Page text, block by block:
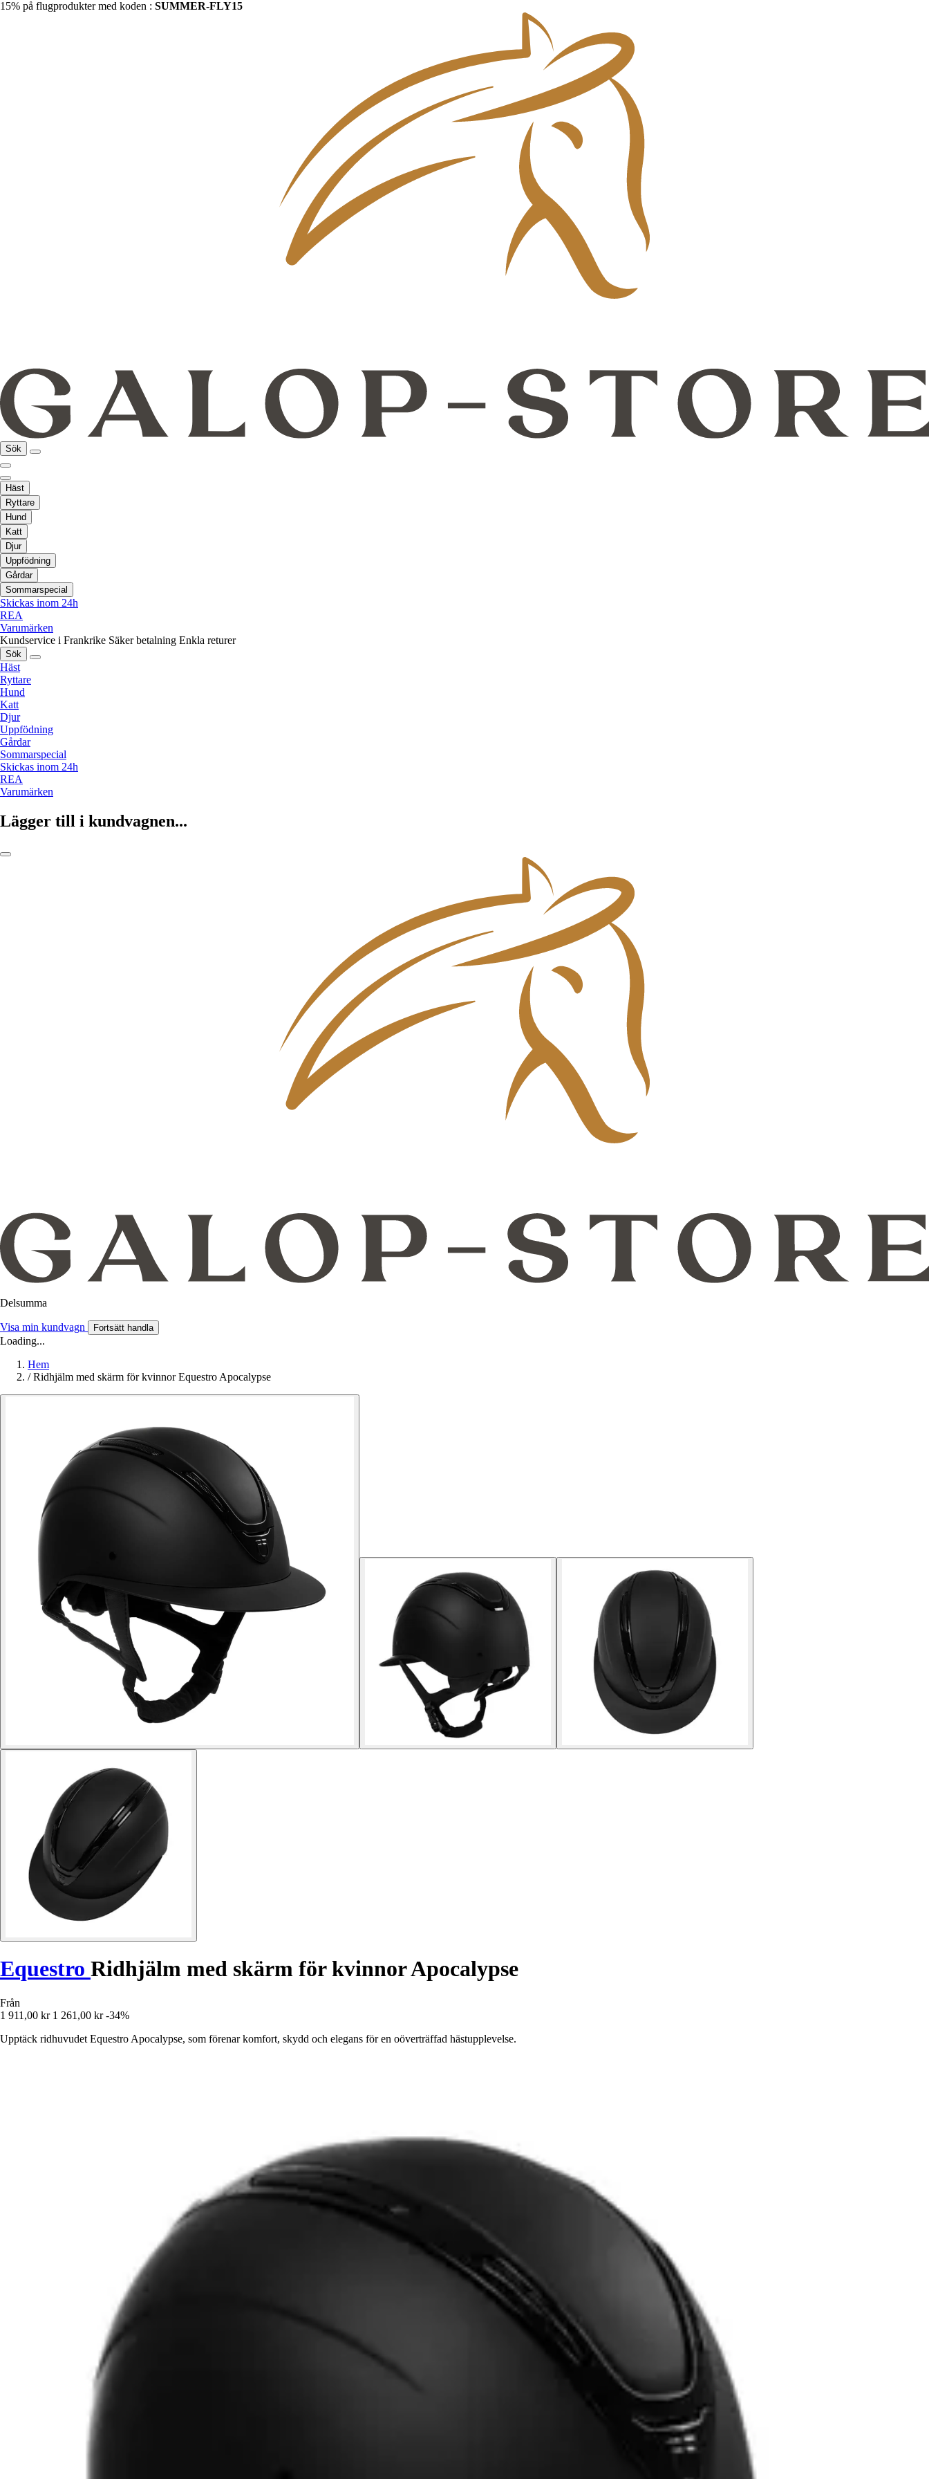
15% på flugprodukter med koden : SUMMER-FLY15
Sök
Häst
Ryttare
Hund
Katt
Djur
Uppfödning
Gårdar
Sommarspecial
Skickas inom 24h
REA
Varumärken
Kundservice i Frankrike Säker betalning Enkla returer
Sök
Häst
Ryttare
Hund
Katt
Djur
Uppfödning
Gårdar
Sommarspecial
Skickas inom 24h
REA
Varumärken
Lägger till i kundvagnen...
Delsumma
Visa min kundvagn Fortsätt handla
Loading...
Hem
/ Ridhjälm med skärm för kvinnor Equestro Apocalypse
Equestro Ridhjälm med skärm för kvinnor Apocalypse
Från
1 911,00 kr 1 261,00 kr -34%
Upptäck ridhuvudet Equestro Apocalypse, som förenar komfort, skydd och elegans för en oöverträffad hästupplevelse.